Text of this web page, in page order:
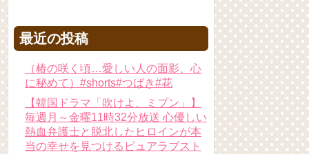
最近の投稿
（椿の咲く頃…愛しい人の面影、心
に秘めて）#shorts#つばき#花
【韓国ドラマ「吹けよ、ミプン」】
毎週月～金曜11時32分放送 心優しい
熱血弁護士と脱北したヒロインが本
当の幸せを見つけるピュアラブスト